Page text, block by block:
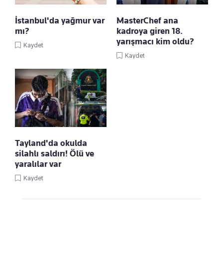
İstanbul'da yağmur var
mı?
Kaydet
MasterChef ana
kadroya giren 18.
yarışmacı kim oldu?
Kaydet
Tayland'da okulda
silahlı saldırı! Ölü ve
yaralılar var
Kaydet